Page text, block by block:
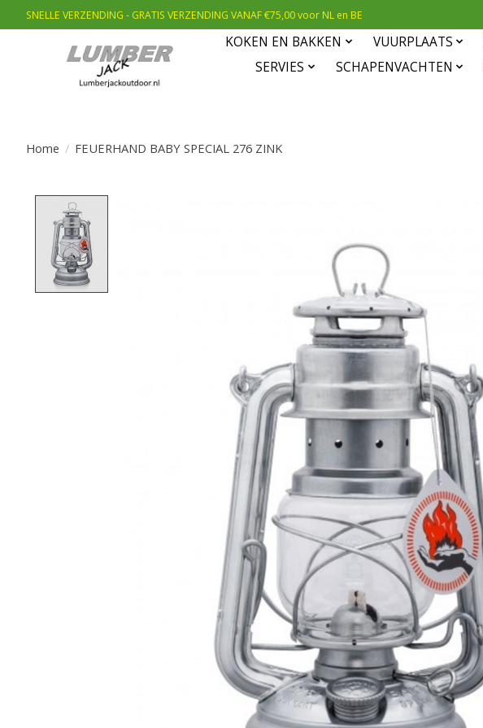
SNELLE VERZENDING - GRATIS VERZENDING VANAF €75,00 voor NL en BE
KOKEN EN BAKKEN VUURPLAATS
SERVIES
SCHAPENVACHTEN
Home / FEUERHAND BABY SPECIAL 276 ZINK